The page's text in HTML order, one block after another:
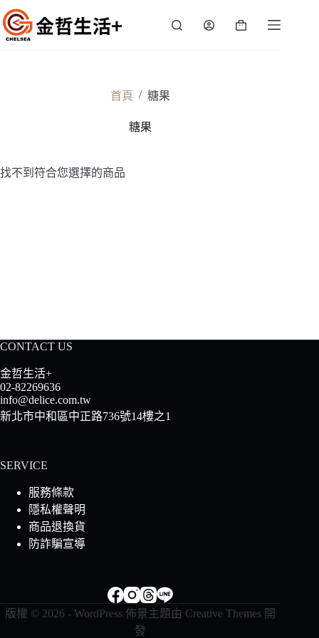
跳
至
主
購
首頁 / 糖果
糖果
找不到符合您選擇的商品
CONTACT US
金哲生活+
02-82269636
info@delice.com.tw
新北市中和區中正路736號14樓之1
SERVICE
服務條款
隱私權聲明
商品退換貨
防詐騙宣導
版權 © 2026 - WordPress 佈景主題由 Creative Themes 開
發